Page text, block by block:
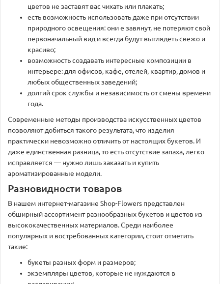
цветов не заставят вас чихать или плакать;
есть возможность использовать даже при отсутствии
природного освещения: они е завянут, не потеряют свой
первоначальный вид и всегда будут выглядеть свежо и
красиво;
возможность создавать интересные композиции в
интерьере: для офисов, кафе, отелей, квартир, домов и
любых общественных заведений;
долгий срок службы и независимость от смены времени
года.
Современные методы производства искусственных цветов
позволяют добиться такого результата, что изделия
практически невозможно отличить от настоящих букетов. И
даже единственная разница, то есть отсутствие запаха, легко
исправляется — нужно лишь заказать и купить
ароматизированные модели.
Разновидности товаров
В нашем интернет-магазине Shop-Flowers представлен
обширный ассортимент разнообразных букетов и цветов из
высококачественных материалов. Среди наиболее
популярных и востребованных категории, стоит отметить
такие:
букеты разных форм и размеров;
экземпляры цветов, которые не нуждаются в